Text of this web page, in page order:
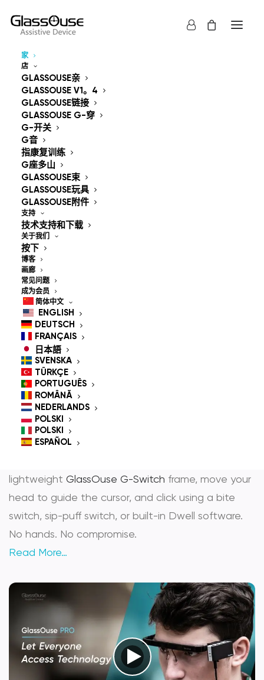
家
店
GLASSOUSE亲
GLASSOUSE V1。4
GLASSOUSE链接
GLASSOUSE G-穿
G-开关
G音
指康复训练
G座多山
GLASSOUSE束
GLASSOUSE玩具
GLASSOUSE附件
支持
技术支持和下载
关于我们
按下
博客
画廊
常见问题
成为会员
简体中文
ENGLISH
DEUTSCH
FRANÇAIS
日本語
SVENSKA
TÜRKÇE
PORTUGUÊS
ROMÂNĂ
NEDERLANDS
POLSKI
POLSKI
ESPAÑOL
控制设备
解放双手
GlassOuse — The
World's #1 Hands-Free
Mouse & Head
Controlled Mouse for
People With
Disabilities
GlassOuse is the most trusted
和head controlled mouse
assistive technology that gives people with
physical disabilities full, independent control over
any computer, smartphone, tablet, or Smart TV
lightweight GlassOuse G-Switch frame, move your
head to guide the cursor, and click using a bite
switch, sip-puff switch, or built-in Dwell software.
No hands. No compromise.
Read More…